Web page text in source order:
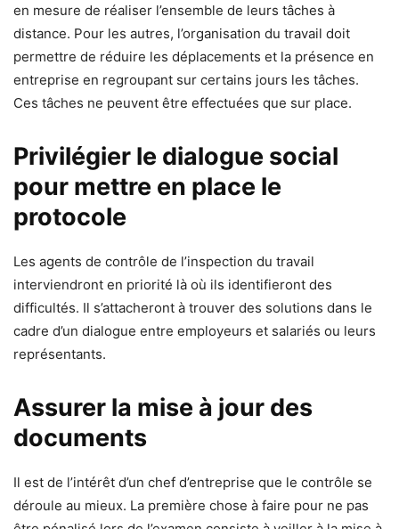
en mesure de réaliser l’ensemble de leurs tâches à
distance. Pour les autres, l’organisation du travail doit
permettre de réduire les déplacements et la présence en
entreprise en regroupant sur certains jours les tâches.
Ces tâches ne peuvent être effectuées que sur place.
Privilégier le dialogue social
pour mettre en place le
protocole
Les agents de contrôle de l’inspection du travail
interviendront en priorité là où ils identifieront des
difficultés. Il s’attacheront à trouver des solutions dans le
cadre d’un dialogue entre employeurs et salariés ou leurs
représentants.
Assurer la mise à jour des
documents
Il est de l’intérêt d’un chef d’entreprise que le contrôle se
déroule au mieux. La première chose à faire pour ne pas